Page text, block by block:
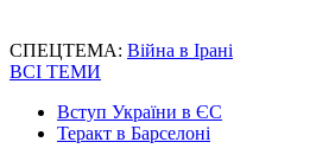
СПЕЦТЕМА: Війна в Ірані
ВСІ ТЕМИ
Вступ України в ЄС
Теракт в Барселоні